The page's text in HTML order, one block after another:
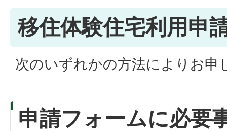
移住体験住宅利用申
次のいずれかの方法によりお申
申請フォームに必要